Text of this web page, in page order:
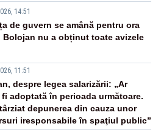
14:51
de guvern se amână pentru ora
Bolojan nu a obținut toate avizele
11:51
despre legea salarizării: „Ar
fi adoptată în perioada următoare.
depunerea din cauza unor
iresponsabile în spaţiul public”